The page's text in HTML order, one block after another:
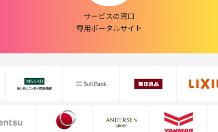
サービスの窓口
専用ポータルサイト